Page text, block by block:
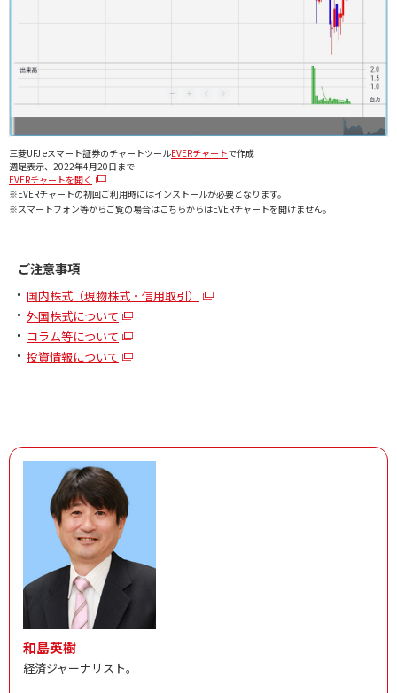
三菱UFJ eスマート証券のチャートツールEVERチャートで作成
週足表示、2022年4月20日まで
EVERチャートを開く
※EVERチャートの初回ご利用時にはインストールが必要となります。
※スマートフォン等からご覧の場合はこちらからはEVERチャートを開けません。
ご注意事項
国内株式（現物株式・信用取引）
外国株式について
コラム等について
投資情報について
和島英樹
経済ジャーナリスト。